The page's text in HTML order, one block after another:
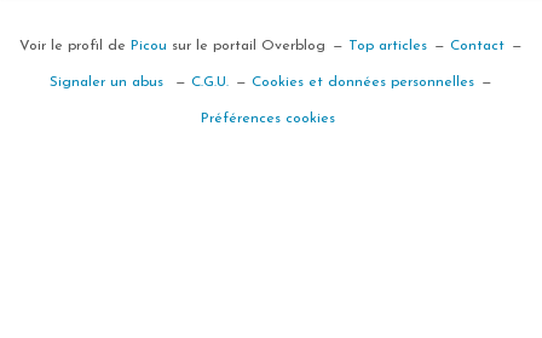
Voir le profil de Picou sur le portail Overblog Top articles Contact
Signaler un abus C.G.U. Cookies et données personnelles
Préférences cookies